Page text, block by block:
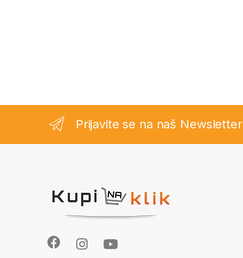
Prijavite se na naš Newsletter